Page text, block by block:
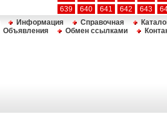
639
640 641 642 643
Информация Справочная
Объявления Обмен ссылками